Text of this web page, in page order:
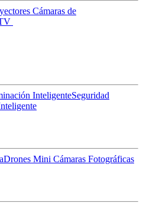
Cámaras de
InteligenteSeguridad
Drones Mini Cámaras Fotográficas